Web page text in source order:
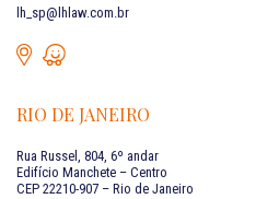
lh_sp@lhlaw.com.br
RIO DE JANEIRO
Rua Russel, 804, 6º andar
Edifício Manchete – Centro
CEP 22210-907 – Rio de Janeiro